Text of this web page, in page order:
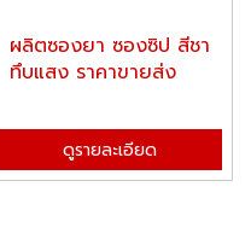
ผลิตซองยา ซองซิป สีชา
ทึบแสง ราคาขายส่ง
ดูรายละเอียด